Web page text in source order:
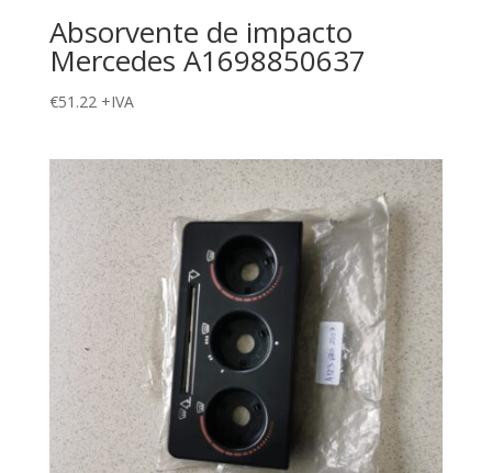
Absorvente de impacto
Mercedes A1698850637
€51.22 +IVA